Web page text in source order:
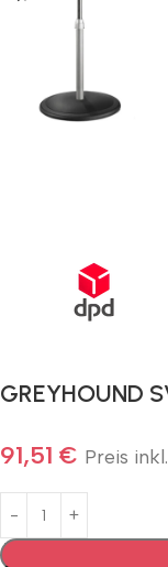
GREYHOUND
91,51 € Preis